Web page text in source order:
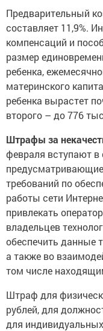
Предварительный
составляет 11,9%.
компенсаций и
размер
ребенка,
материнского
ребенка вырастет
второго – до 776
Штрафы за
февраля вступают
требований по
работы сети
привлекать
владельцев
обеспечить данные
а также во
том числе
Штраф для
рублей, для
для